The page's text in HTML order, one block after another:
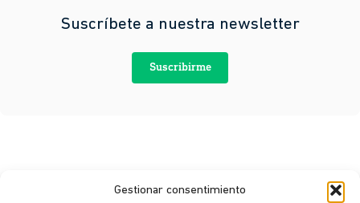
Gestionar consentimiento
Suscríbete a nuestra newsletter
Suscribirme